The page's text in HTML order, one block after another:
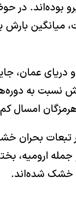
بوده‌اند. در
عمان،
امسال
جمله ارومیه،
خشک شده‌اند.